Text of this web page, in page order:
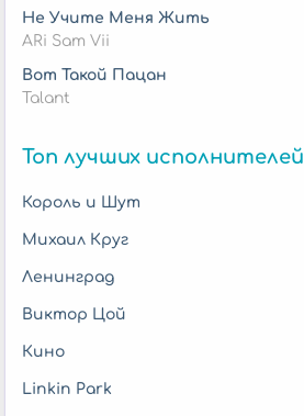
Не Учите Меня Жить
ARi Sam Vii
Вот Такой Пацан
Talant
Топ лучших исполнителей
Король и Шут
Михаил Круг
Ленинград
Виктор Цой
Кино
Linkin Park